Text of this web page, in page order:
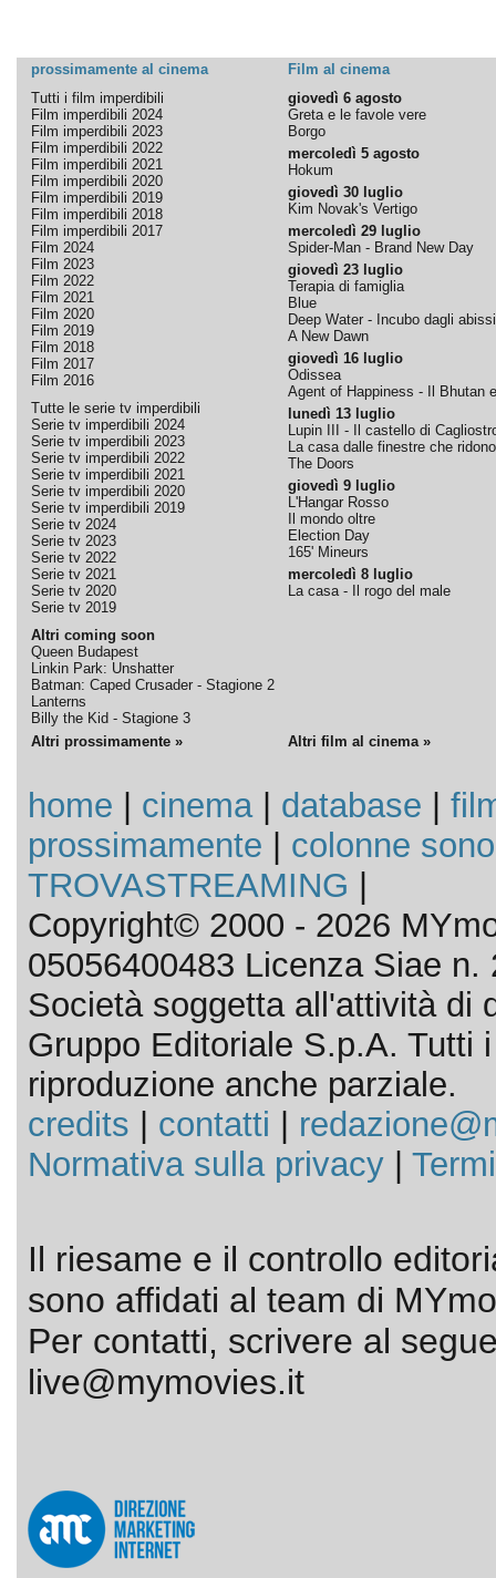
prossimamente al cinema
Film al cinema
Tutti i film imperdibili
Film imperdibili 2024
Film imperdibili 2023
Film imperdibili 2022
Film imperdibili 2021
Film imperdibili 2020
Film imperdibili 2019
Film imperdibili 2018
Film imperdibili 2017
Film 2024
Film 2023
Film 2022
Film 2021
Film 2020
Film 2019
Film 2018
Film 2017
Film 2016
Tutte le serie tv imperdibili
Serie tv imperdibili 2024
Serie tv imperdibili 2023
Serie tv imperdibili 2022
Serie tv imperdibili 2021
Serie tv imperdibili 2020
Serie tv imperdibili 2019
Serie tv 2024
Serie tv 2023
Serie tv 2022
Serie tv 2021
Serie tv 2020
Serie tv 2019
Altri coming soon
Queen Budapest
Linkin Park: Unshatter
Batman: Caped Crusader - Stagione 2
Lanterns
Billy the Kid - Stagione 3
giovedì 6 agosto
Greta e le favole vere
Borgo
mercoledì 5 agosto
Hokum
giovedì 30 luglio
Kim Novak's Vertigo
mercoledì 29 luglio
Spider-Man - Brand New Day
giovedì 23 luglio
Terapia di famiglia
Blue
Deep Water - Incubo dagli abissi
A New Dawn
giovedì 16 luglio
Odissea
Agent of Happiness - Il Bhutan
lunedì 13 luglio
Lupin III - Il castello di
La casa dalle finestre che ridono
The Doors
giovedì 9 luglio
L'Hangar Rosso
Il mondo oltre
Election Day
165' Mineurs
mercoledì 8 luglio
La casa - Il rogo del male
Altri prossimamente » Altri film al cinema »
home cinema| database
prossimamente
colonne
TROVASTREAMING
Copyright© 2000 - 2026
05056400483 Licenza Siae n.
Società soggetta all'attività di
Gruppo Editoriale S.p.A. Tutti
riproduzione anche parziale.
credits
contatti
Normativa sulla privacy|
Il riesame e il controllo
sono affidati al team di
Per contatti, scrivere al
live@mymovies.it